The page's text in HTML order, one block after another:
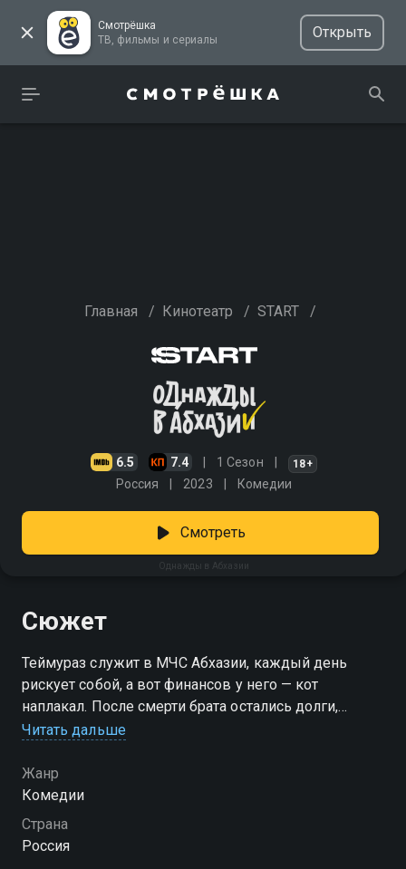
Смотрёшка
ТВ, фильмы и сериалы
Открыть
Главная / Кинотеатр / START /
6.5 7.4 1 Сезон 18+
Россия 2023 Комедии
Однажды в Абхазии
Смотреть
Сюжет
Теймураз служит в МЧС Абхазии, каждый день
рискует собой, а вот финансов у него — кот
наплакал. После смерти брата остались долги,
большая родня живёт под одной крышей с тёщей, и
страшная беда. Власти хотят сделать из старой
шахты свалку для радиационных отходов — а это
святое место, ведь там погиб дед Теймураза. Чтобы
не дать этому случиться, спасатель решает пойти в
Читать дальше
Жанр
Комедии
Страна
Россия